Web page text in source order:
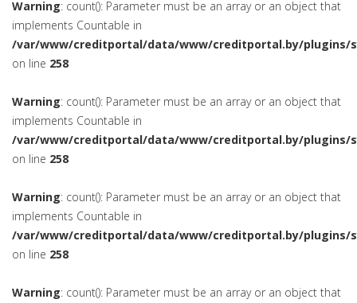
Warning: count(): Parameter must be an array or an object that
implements Countable in
/var/www/creditportal/data/www/creditportal.by/plugins/
on line 258
Warning: count(): Parameter must be an array or an object that
implements Countable in
/var/www/creditportal/data/www/creditportal.by/plugins/
on line 258
Warning: count(): Parameter must be an array or an object that
implements Countable in
/var/www/creditportal/data/www/creditportal.by/plugins/
on line 258
Warning: count(): Parameter must be an array or an object that